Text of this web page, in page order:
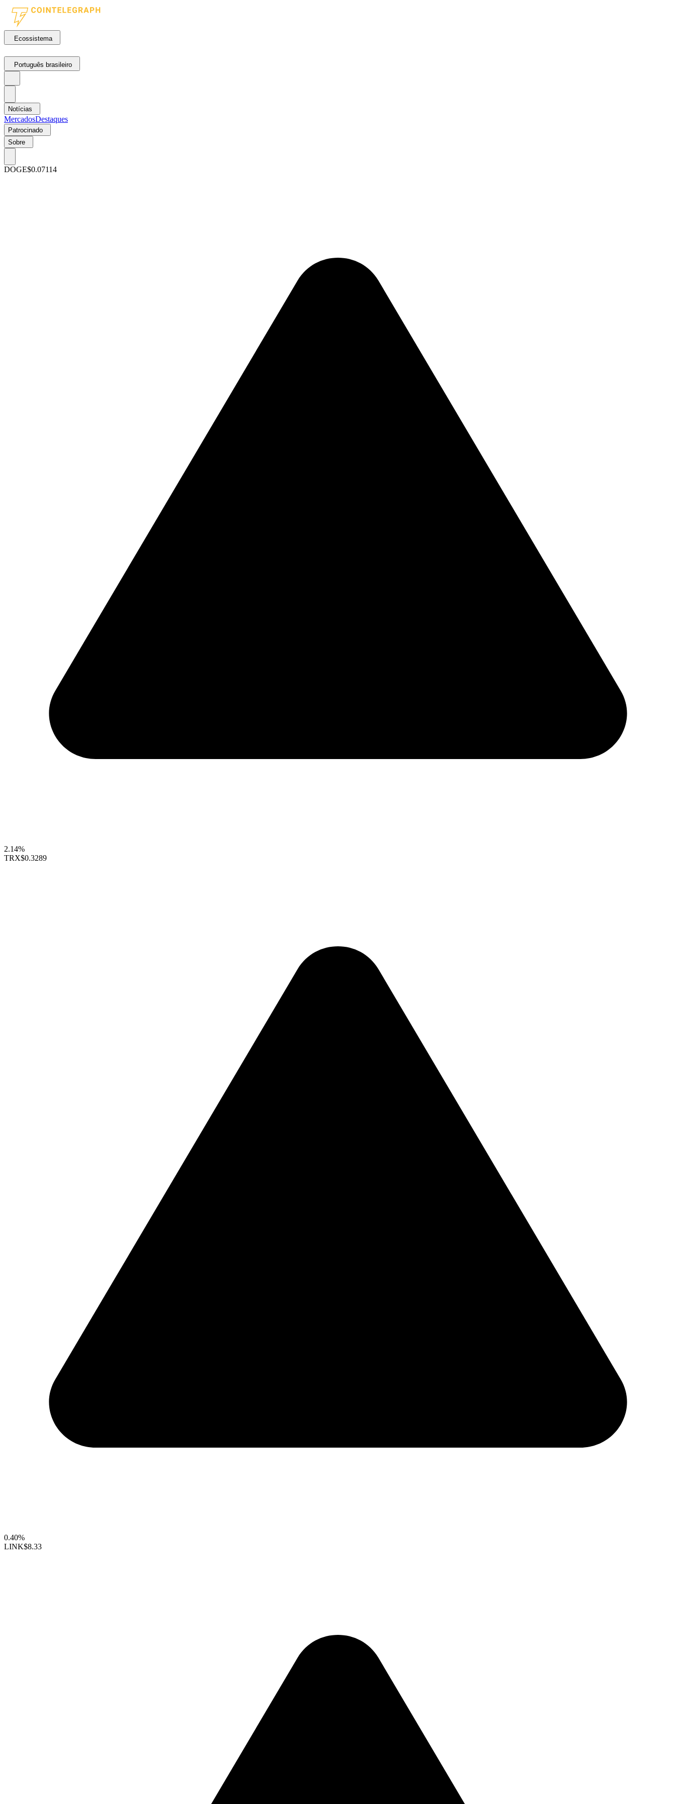
Ecossistema
Português brasileiro
Notícias
MercadosDestaques
Patrocinado
Sobre
DOGE$0.07114
2.14%
TRX$0.3289
0.40%
LINK$8.33